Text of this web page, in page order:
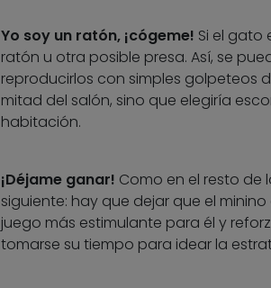
Yo soy un ratón, ¡cógeme! Si el gato
ratón u otra posible presa. Así, se
reproducirlos con simples golpeteos
mitad del salón, sino que elegiría
habitación.
¡Déjame ganar! Como en el resto de
siguiente: hay que dejar que el
juego más estimulante para él y
tomarse su tiempo para idear la